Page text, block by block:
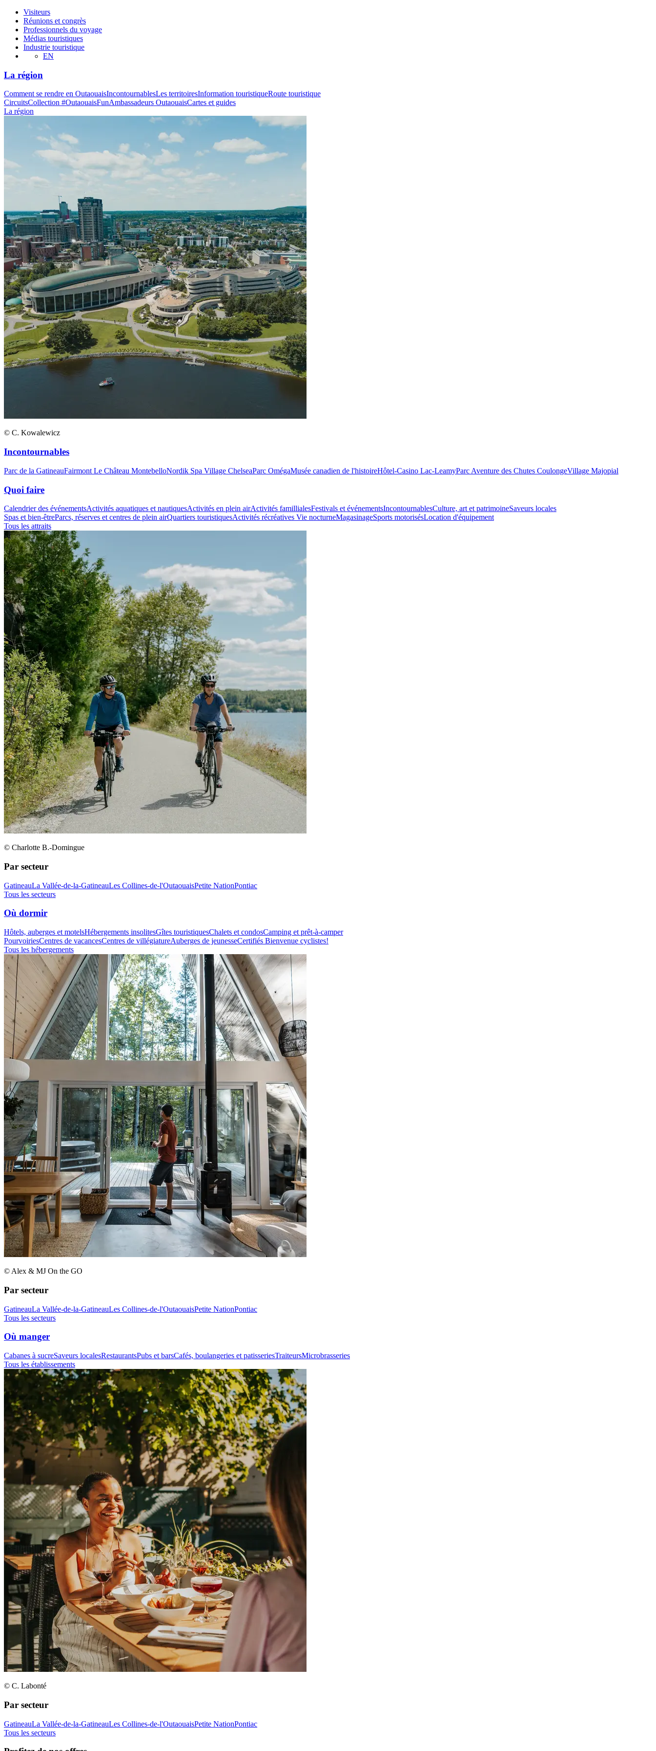
Visiteurs
Réunions et congrès
Professionnels du voyage
Médias touristiques
Industrie touristique
EN
La région
Comment se rendre en OutaouaisIncontournablesLes territoiresInformation touristiqueRoute touristique
CircuitsCollection #OutaouaisFunAmbassadeurs OutaouaisCartes et guides
La région
© C. Kowalewicz
Incontournables
Parc de la GatineauFairmont Le Château MontebelloNordik Spa Village ChelseaParc OmégaMusée canadien de l'histoireHôtel-Casino Lac-LeamyParc Aventure des Chutes CoulongeVillage Majopial
Quoi faire
Calendrier des événementsActivités aquatiques et nautiquesActivités en plein airActivités famillialesFestivals et événementsIncontournablesCulture, art et patrimoineSaveurs locales
Spas et bien-êtreParcs, réserves et centres de plein airQuartiers touristiquesActivités récréatives Vie nocturneMagasinageSports motorisésLocation d'équipement
Tous les attraits
© Charlotte B.-Domingue
Par secteur
GatineauLa Vallée-de-la-GatineauLes Collines-de-l'OutaouaisPetite NationPontiac
Tous les secteurs
Où dormir
Hôtels, auberges et motelsHébergements insolitesGîtes touristiquesChalets et condosCamping et prêt-à-camper
PourvoiriesCentres de vacancesCentres de villégiatureAuberges de jeunesseCertifiés Bienvenue cyclistes!
Tous les hébergements
© Alex & MJ On the GO
Par secteur
GatineauLa Vallée-de-la-GatineauLes Collines-de-l'OutaouaisPetite NationPontiac
Tous les secteurs
Où manger
Cabanes à sucreSaveurs localesRestaurantsPubs et barsCafés, boulangeries et patisseriesTraiteursMicrobrasseries
Tous les établissements
© C. Labonté
Par secteur
GatineauLa Vallée-de-la-GatineauLes Collines-de-l'OutaouaisPetite NationPontiac
Tous les secteurs